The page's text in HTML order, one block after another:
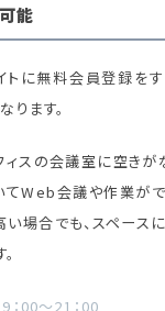
能
に無料会員登録をす
ります。
ィスの会議室に空きが
てWeb会議や作業が
い場合でも、スペース
：00～21：00